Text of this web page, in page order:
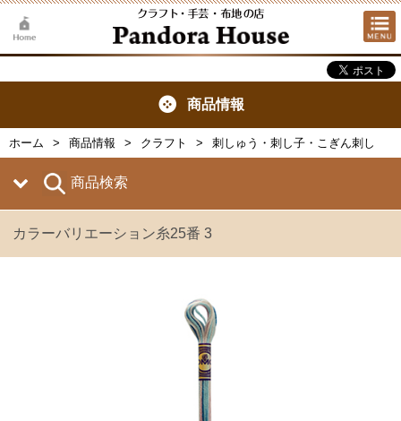
商品情報
ホーム 商品情報 クラフト 刺しゅう・刺し子・こぎん刺し
商品検索
カラーバリエーション糸25番 3